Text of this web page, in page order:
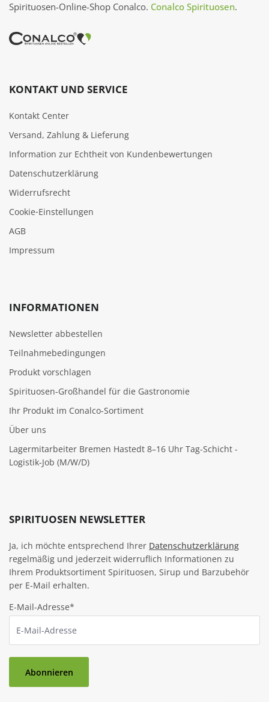
Spirituosen-Online-Shop Conalco. Conalco Spirituosen.
KONTAKT UND SERVICE
Kontakt Center
Versand, Zahlung & Lieferung
Information zur Echtheit von Kundenbewertungen
Datenschutzerklärung
Widerrufsrecht
Cookie‑Einstellungen
AGB
Impressum
INFORMATIONEN
Newsletter abbestellen
Teilnahmebedingungen
Produkt vorschlagen
Spirituosen-Großhandel für die Gastronomie
Ihr Produkt im Conalco-Sortiment
Über uns
Lagermitarbeiter Bremen Hastedt 8–16 Uhr Tag-Schicht -
Logistik-Job (M/W/D)
SPIRITUOSEN NEWSLETTER
Ja, ich möchte entsprechend Ihrer Datenschutzerklärung
regelmäßig und jederzeit widerruflich Informationen zu
Ihrem Produktsortiment Spirituosen, Sirup und Barzubehör
per E-Mail erhalten.
E-Mail-Adresse*
Abonnieren